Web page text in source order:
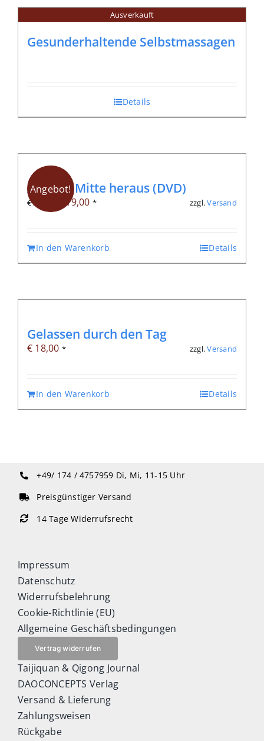
Ausverkauft
Gesunderhaltende Selbstmassagen
Details
Angebot!
Aus der Mitte heraus (DVD)
€32,00
Ursprünglicher
€ 32,00
19,00Aktueller
€ 19,00.
* zzgl.Versand
In den Warenkorb Details
Gelassen durch den Tag
€ 18,00 * zzgl.Versand
In den Warenkorb Details
+49/ 174 / 4757959 Di, Mi, 11-15 Uhr
Preisgünstiger Versand
14 Tage Widerrufsrecht
Impressum
Datenschutz
Widerrufsbelehrung
Cookie-Richtlinie (EU)
Allgemeine Geschäftsbedingungen
Vertrag widerrufen
Taijiquan & Qigong Journal
DAOCONCEPTS Verlag
Versand & Lieferung
Zahlungsweisen
Rückgabe